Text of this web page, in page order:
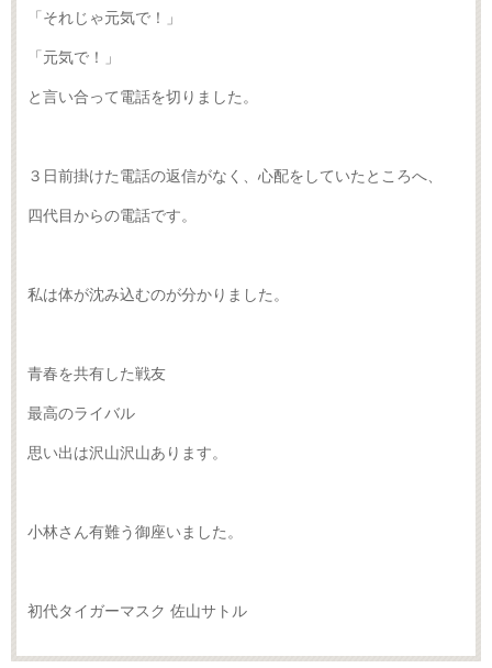
「それじゃ元気で！」
「元気で！」
と言い合って電話を切りました。
３日前掛けた電話の返信がなく、心配をしていたところへ、
四代目からの電話です。
私は体が沈み込むのが分かりました。
青春を共有した戦友
最高のライバル
思い出は沢山沢山あります。
小林さん有難う御座いました。
初代タイガーマスク 佐山サトル